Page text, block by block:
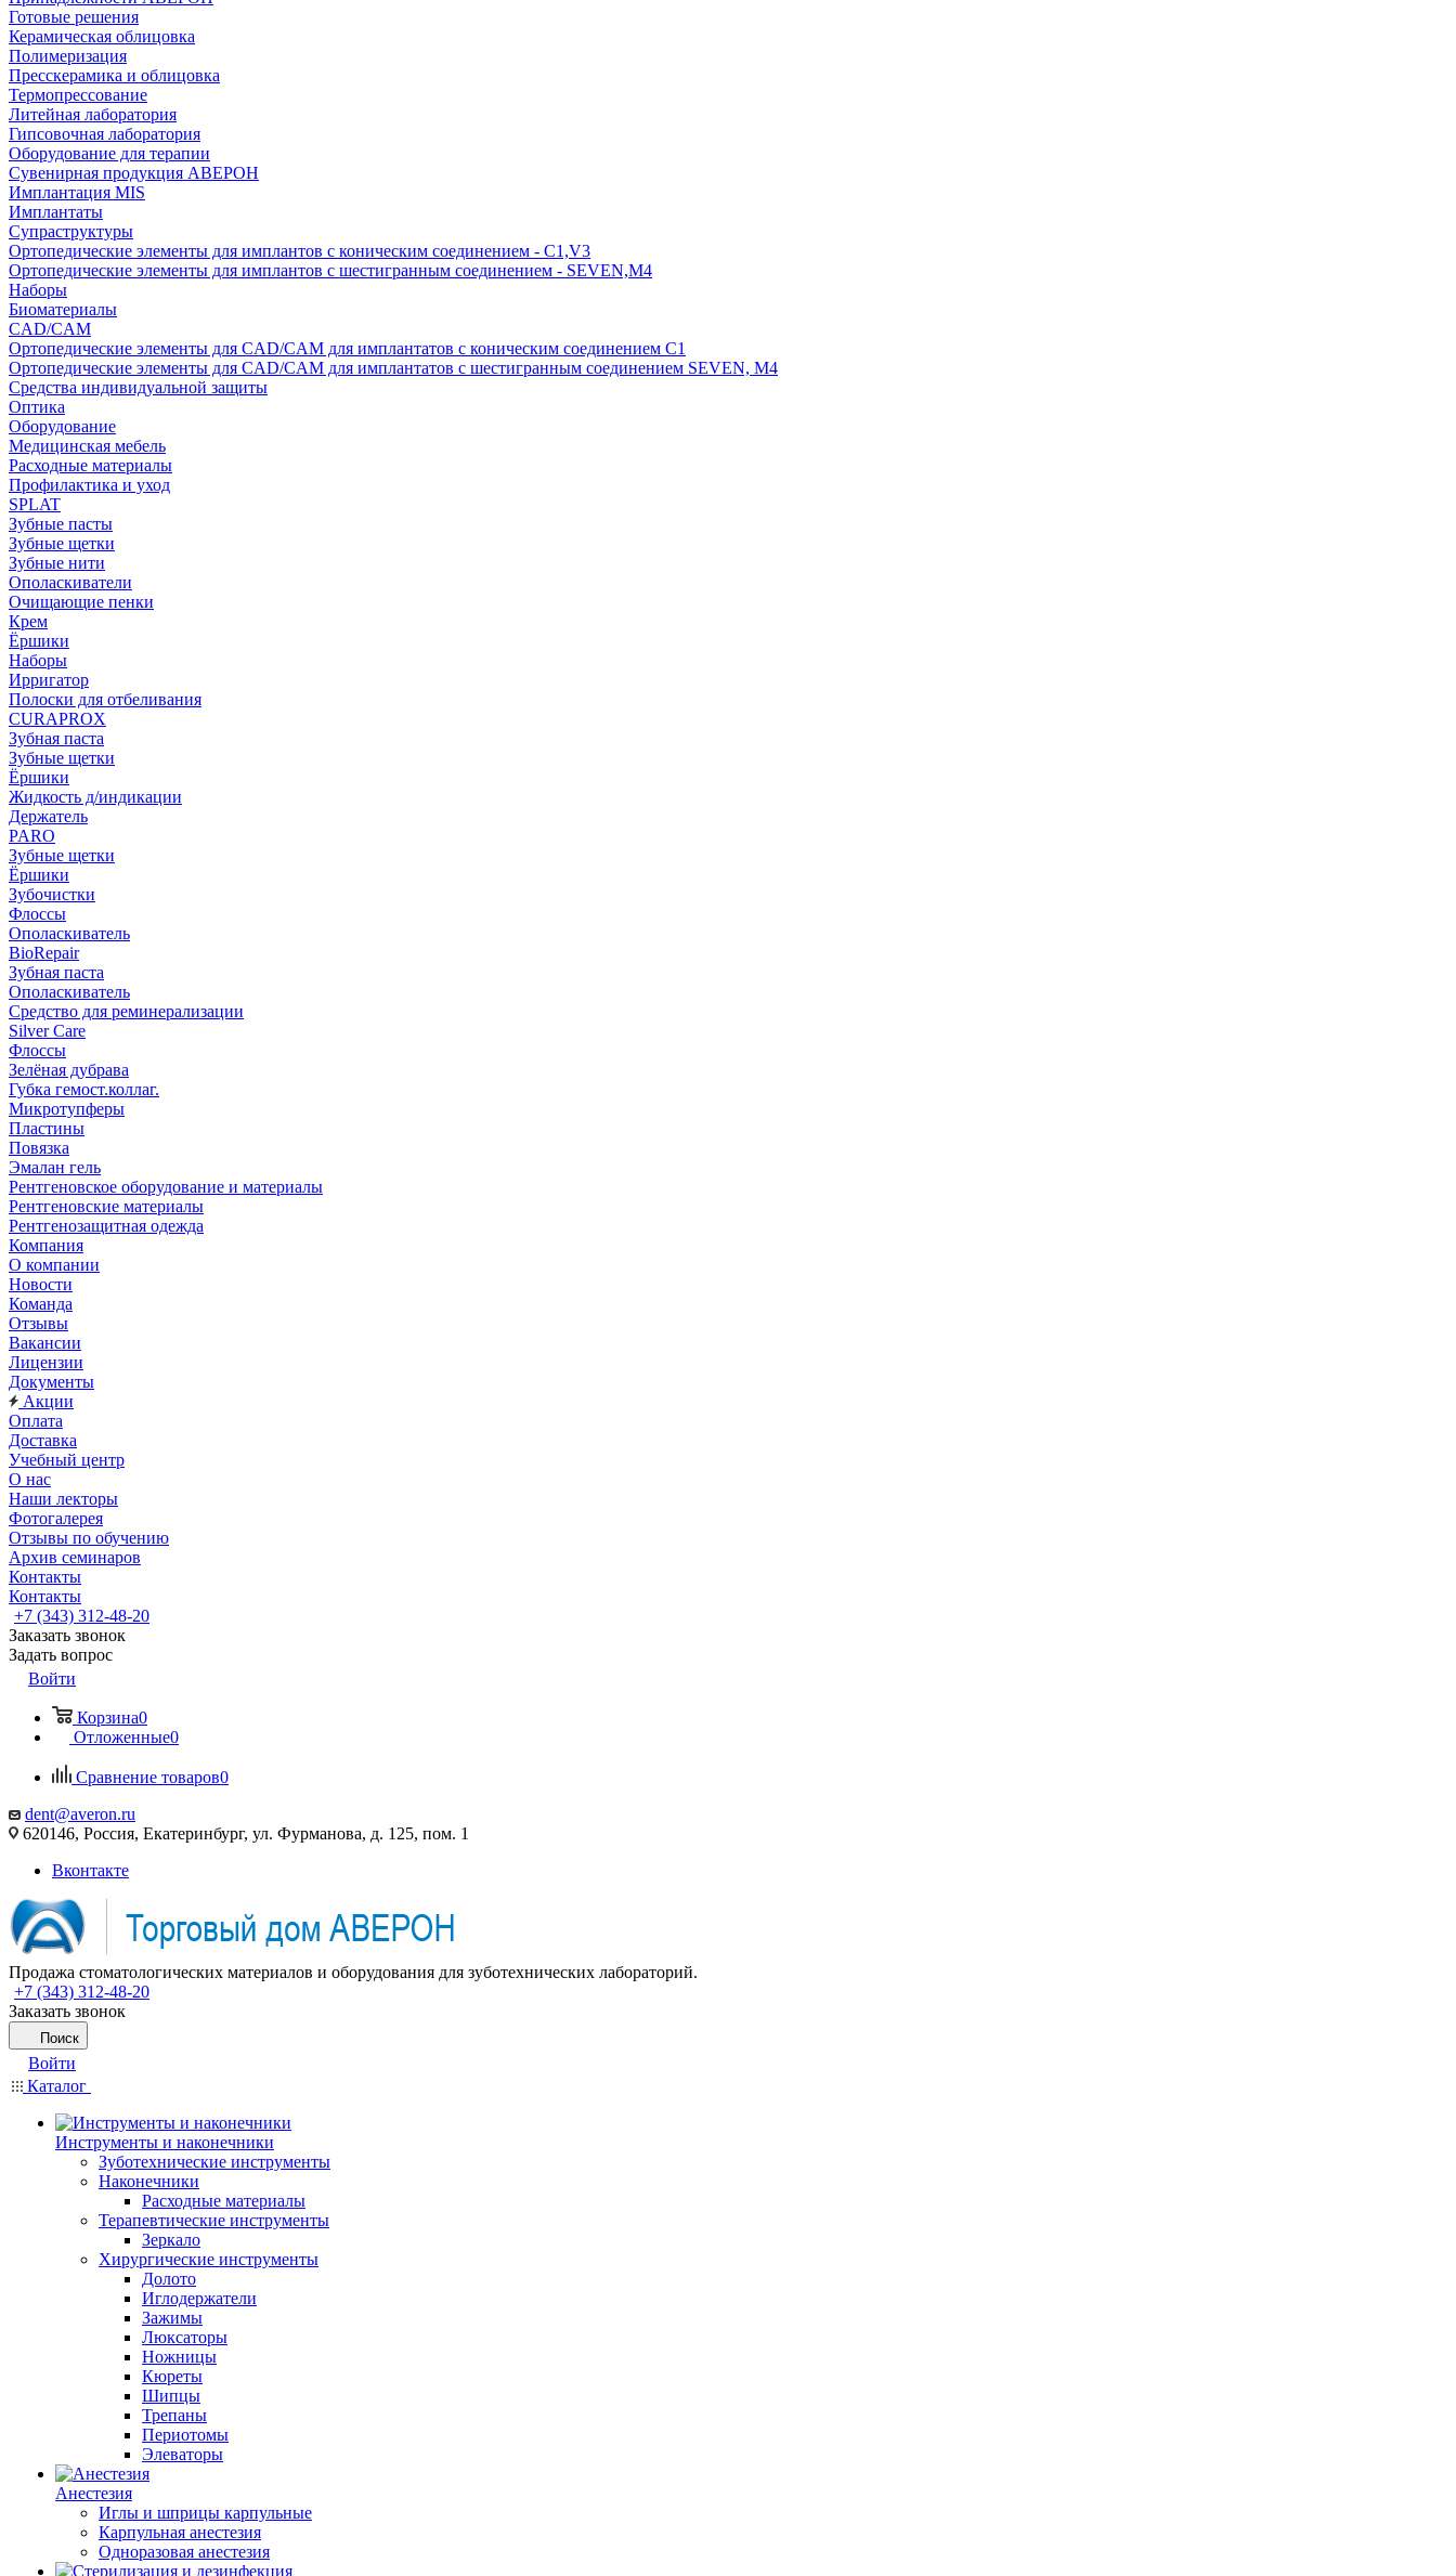
Готовые решения
Керамическая облицовка
Полимеризация
Пресскерамика и облицовка
Термопрессование
Литейная лаборатория
Гипсовочная лаборатория
Оборудование для терапии
Сувенирная продукция АВЕРОН
Имплантация MIS
Имплантаты
Супраструктуры
Ортопедические элементы для имплантов с коническим соединением - C1,V3
Ортопедические элементы для имплантов с шестигранным соединением - SEVEN,M4
Наборы
Биоматериалы
CAD/CAM
Ортопедические элементы для CAD/CAM для имплантатов с коническим соединением С1
Ортопедические элементы для CAD/CAM для имплантатов с шестигранным соединением SEVEN, М4
Средства индивидуальной защиты
Оптика
Оборудование
Медицинская мебель
Расходные материалы
Профилактика и уход
SPLAT
Зубные пасты
Зубные щетки
Зубные нити
Ополаскиватели
Очищающие пенки
Крем
Ёршики
Наборы
Ирригатор
Полоски для отбеливания
CURAPROX
Зубная паста
Зубные щетки
Ёршики
Жидкость д/индикации
Держатель
PARO
Зубные щетки
Ёршики
Зубочистки
Флоссы
Ополаскиватель
BioRepair
Зубная паста
Ополаскиватель
Средство для реминерализации
Silver Care
Флоссы
Зелёная дубрава
Губка гемост.коллаг.
Микротупферы
Пластины
Повязка
Эмалан гель
Рентгеновское оборудование и материалы
Рентгеновские материалы
Рентгенозащитная одежда
Компания
О компании
Новости
Команда
Отзывы
Вакансии
Лицензии
Документы
Акции
Оплата
Доставка
Учебный центр
О нас
Наши лекторы
Фотогалерея
Отзывы по обучению
Архив семинаров
Контакты
Контакты
+7 (343) 312-48-20
Заказать звонок
Задать вопрос
Войти
Корзина0
Отложенные0
Сравнение товаров0
dent@averon.ru
620146, Россия, Екатеринбург, ул. Фурманова, д. 125, пом. 1
Вконтакте
Продажа стоматологических материалов и оборудования для зуботехнических лабораторий.
+7 (343) 312-48-20
Заказать звонок
Поиск
Войти
Каталог
Инструменты и наконечники
Зуботехнические инструменты
Наконечники
Расходные материалы
Терапевтические инструменты
Зеркало
Хирургические инструменты
Долото
Иглодержатели
Зажимы
Люксаторы
Ножницы
Кюреты
Шипцы
Трепаны
Периотомы
Элеваторы
Анестезия
Иглы и шприцы карпульные
Карпульная анестезия
Одноразовая анестезия